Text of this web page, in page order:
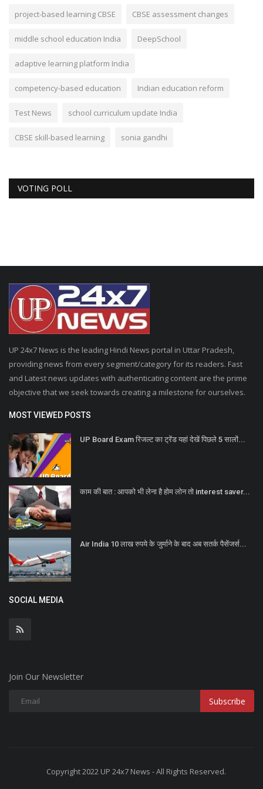
project-based learning CBSE CBSE assessment changes
middle school education India DeepSchool
adaptive learning platform India
competency-based education Indian education reform
Test News school curriculum update India
CBSE skill-based learning sonia gandhi
VOTING POLL
UP 24x7 News is the leading Hindi News portal in Uttar Pradesh,
providing news from every segment/category for its readers. Fast
and Latest news updates with authenticating content are the prime
objective that we seek towards creating a milestone for ourselves.
MOST VIEWED POSTS
UP Board Exam रिजल्ट का ट्रेंड यहां देखें पिछले 5 सालों...
काम की बात : आपको भी लेना है होम लोन तो interest saver...
Air India 10 लाख रुपये के जुर्माने के बाद अब सतर्क पैसेंजर्स...
SOCIAL MEDIA
Join Our Newsletter
Subscribe
Copyright 2022 UP 24x7 News - All Rights Reserved.